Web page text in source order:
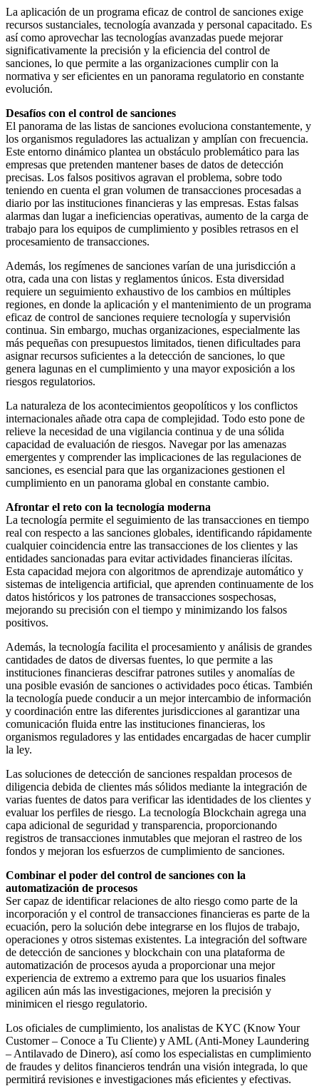
La aplicación de un programa eficaz de control de sanciones exige
recursos sustanciales, tecnología avanzada y personal capacitado. Es
así como aprovechar las tecnologías avanzadas puede mejorar
significativamente la precisión y la eficiencia del control de
sanciones, lo que permite a las organizaciones cumplir con la
normativa y ser eficientes en un panorama regulatorio en constante
evolución.
Desafíos con el control de sanciones
El panorama de las listas de sanciones evoluciona constantemente, y
los organismos reguladores las actualizan y amplían con frecuencia.
Este entorno dinámico plantea un obstáculo problemático para las
empresas que pretenden mantener bases de datos de detección
precisas. Los falsos positivos agravan el problema, sobre todo
teniendo en cuenta el gran volumen de transacciones procesadas a
diario por las instituciones financieras y las empresas. Estas falsas
alarmas dan lugar a ineficiencias operativas, aumento de la carga de
trabajo para los equipos de cumplimiento y posibles retrasos en el
procesamiento de transacciones.
Además, los regímenes de sanciones varían de una jurisdicción a
otra, cada una con listas y reglamentos únicos. Esta diversidad
requiere un seguimiento exhaustivo de los cambios en múltiples
regiones, en donde la aplicación y el mantenimiento de un programa
eficaz de control de sanciones requiere tecnología y supervisión
continua. Sin embargo, muchas organizaciones, especialmente las
más pequeñas con presupuestos limitados, tienen dificultades para
asignar recursos suficientes a la detección de sanciones, lo que
genera lagunas en el cumplimiento y una mayor exposición a los
riesgos regulatorios.
La naturaleza de los acontecimientos geopolíticos y los conflictos
internacionales añade otra capa de complejidad. Todo esto pone de
relieve la necesidad de una vigilancia continua y de una sólida
capacidad de evaluación de riesgos. Navegar por las amenazas
emergentes y comprender las implicaciones de las regulaciones de
sanciones, es esencial para que las organizaciones gestionen el
cumplimiento en un panorama global en constante cambio.
Afrontar el reto con la tecnología moderna
La tecnología permite el seguimiento de las transacciones en tiempo
real con respecto a las sanciones globales, identificando rápidamente
cualquier coincidencia entre las transacciones de los clientes y las
entidades sancionadas para evitar actividades financieras ilícitas.
Esta capacidad mejora con algoritmos de aprendizaje automático y
sistemas de inteligencia artificial, que aprenden continuamente de los
datos históricos y los patrones de transacciones sospechosas,
mejorando su precisión con el tiempo y minimizando los falsos
positivos.
Además, la tecnología facilita el procesamiento y análisis de grandes
cantidades de datos de diversas fuentes, lo que permite a las
instituciones financieras descifrar patrones sutiles y anomalías de
una posible evasión de sanciones o actividades poco éticas. También
la tecnología puede conducir a un mejor intercambio de información
y coordinación entre las diferentes jurisdicciones al garantizar una
comunicación fluida entre las instituciones financieras, los
organismos reguladores y las entidades encargadas de hacer cumplir
la ley.
Las soluciones de detección de sanciones respaldan procesos de
diligencia debida de clientes más sólidos mediante la integración de
varias fuentes de datos para verificar las identidades de los clientes y
evaluar los perfiles de riesgo. La tecnología Blockchain agrega una
capa adicional de seguridad y transparencia, proporcionando
registros de transacciones inmutables que mejoran el rastreo de los
fondos y mejoran los esfuerzos de cumplimiento de sanciones.
Combinar el poder del control de sanciones con la
automatización de procesos
Ser capaz de identificar relaciones de alto riesgo como parte de la
incorporación y el control de transacciones financieras es parte de la
ecuación, pero la solución debe integrarse en los flujos de trabajo,
operaciones y otros sistemas existentes. La integración del software
de detección de sanciones y blockchain con una plataforma de
automatización de procesos ayuda a proporcionar una mejor
experiencia de extremo a extremo para que los usuarios finales
agilicen aún más las investigaciones, mejoren la precisión y
minimicen el riesgo regulatorio.
Los oficiales de cumplimiento, los analistas de KYC (Know Your
Customer – Conoce a Tu Cliente) y AML (Anti-Money Laundering
– Antilavado de Dinero), así como los especialistas en cumplimiento
de fraudes y delitos financieros tendrán una visión integrada, lo que
permitirá revisiones e investigaciones más eficientes y efectivas.